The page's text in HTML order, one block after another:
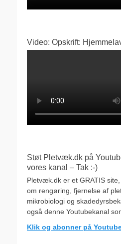
Video: Opskrift:
Støt Pletvæk.dk på
vores kanal – Tak :-)
Pletvæk.dk er et GRATIS
om rengøring, fjernelse af
mikrobiologi og
også denne Youtubekanal
Klik og abonner på